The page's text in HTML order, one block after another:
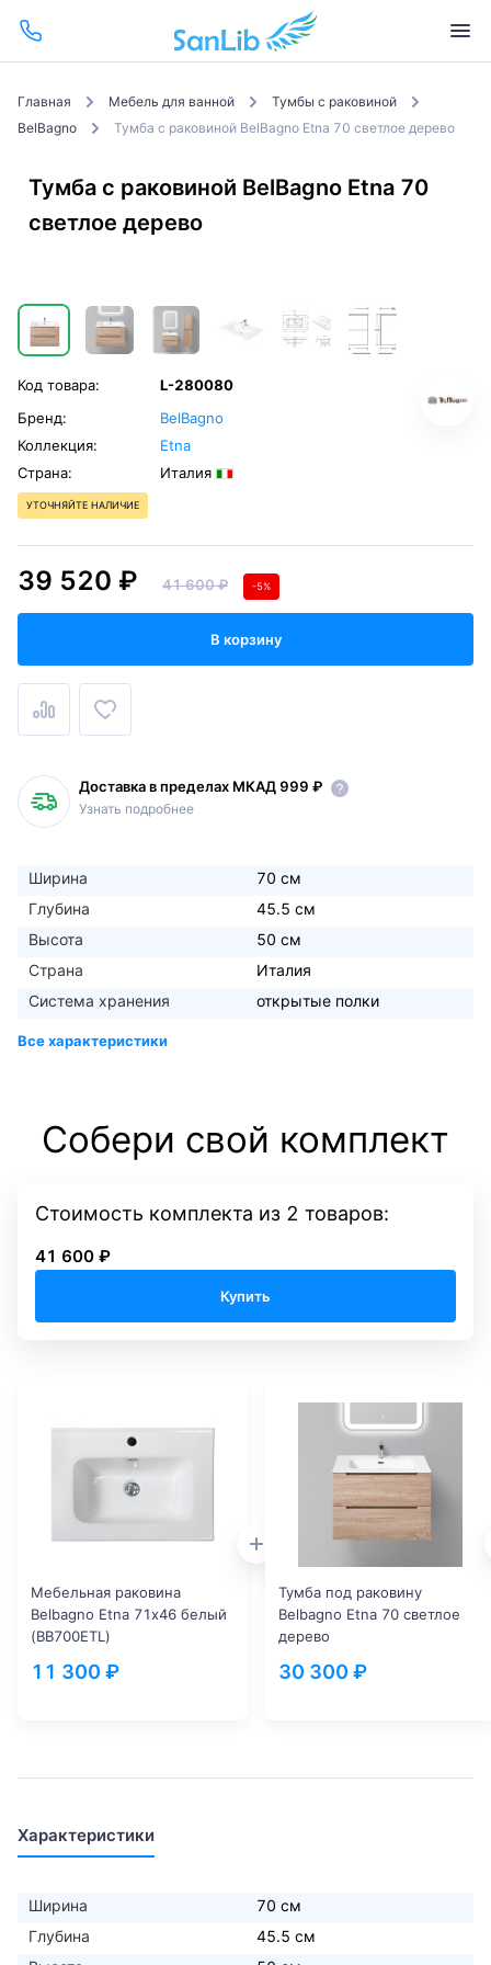
Главная Мебель для ванной
Тумбы с раковиной
BelBagno
Тумба с раковиной BelBagno Etna 70 светлое дерево
Тумба с раковиной BelBagno Etna 70
светлое дерево
Код товара:
L-280080
Бренд:
BelBagno
Коллекция:
Etna
Страна:
Италия
УТОЧНЯЙТЕ НАЛИЧИЕ
39 520 ₽ 41 600 ₽ -5%
В корзину
Доставка в пределах МКАД 999 ₽
Узнать подробнее
Ширина
70 см
Глубина
45.5 см
Высота
50 см
Страна
Италия
Система хранения
открытые полки
Собери свой комплект
Мебельная раковина
Belbagno Etna 71х46 белый
(BB700ETL)
11 300 ₽
Тумба под раковину
Belbagno Etna 70 светлое
дерево
30 300 ₽
Стоимость комплекта из 2 товаров:
41 600 ₽
Купить
Характеристики
Ширина
70 см
Глубина
45.5 см